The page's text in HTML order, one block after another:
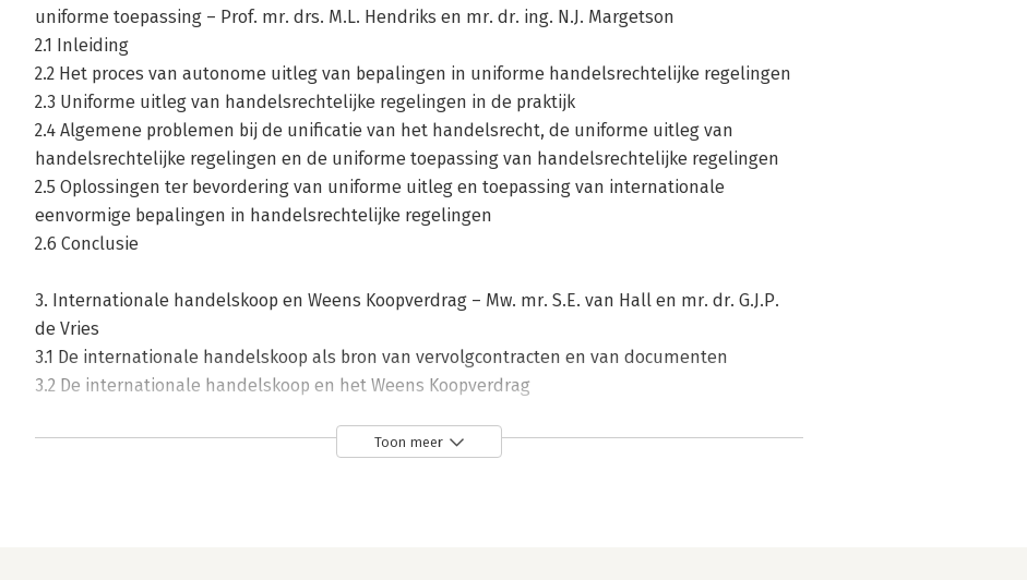
uniforme toepassing – Prof. mr. drs. M.L. Hendriks en mr. dr. ing. N.J. Margetson
2.1 Inleiding
2.2 Het proces van autonome uitleg van bepalingen in uniforme handelsrechtelijke regelingen
2.3 Uniforme uitleg van handelsrechtelijke regelingen in de praktijk
2.4 Algemene problemen bij de unificatie van het handelsrecht, de uniforme uitleg van
handelsrechtelijke regelingen en de uniforme toepassing van handelsrechtelijke regelingen
2.5 Oplossingen ter bevordering van uniforme uitleg en toepassing van internationale
eenvormige bepalingen in handelsrechtelijke regelingen
2.6 Conclusie
3. Internationale handelskoop en Weens Koopverdrag – Mw. mr. S.E. van Hall en mr. dr. G.J.P.
de Vries
3.1 De internationale handelskoop als bron van vervolgcontracten en van documenten
3.2 De internationale handelskoop en het Weens Koopverdrag
3.4 De remedies die aan de koper ten dienste staan naar aanleiding van een tekortkoming van
Toon meer